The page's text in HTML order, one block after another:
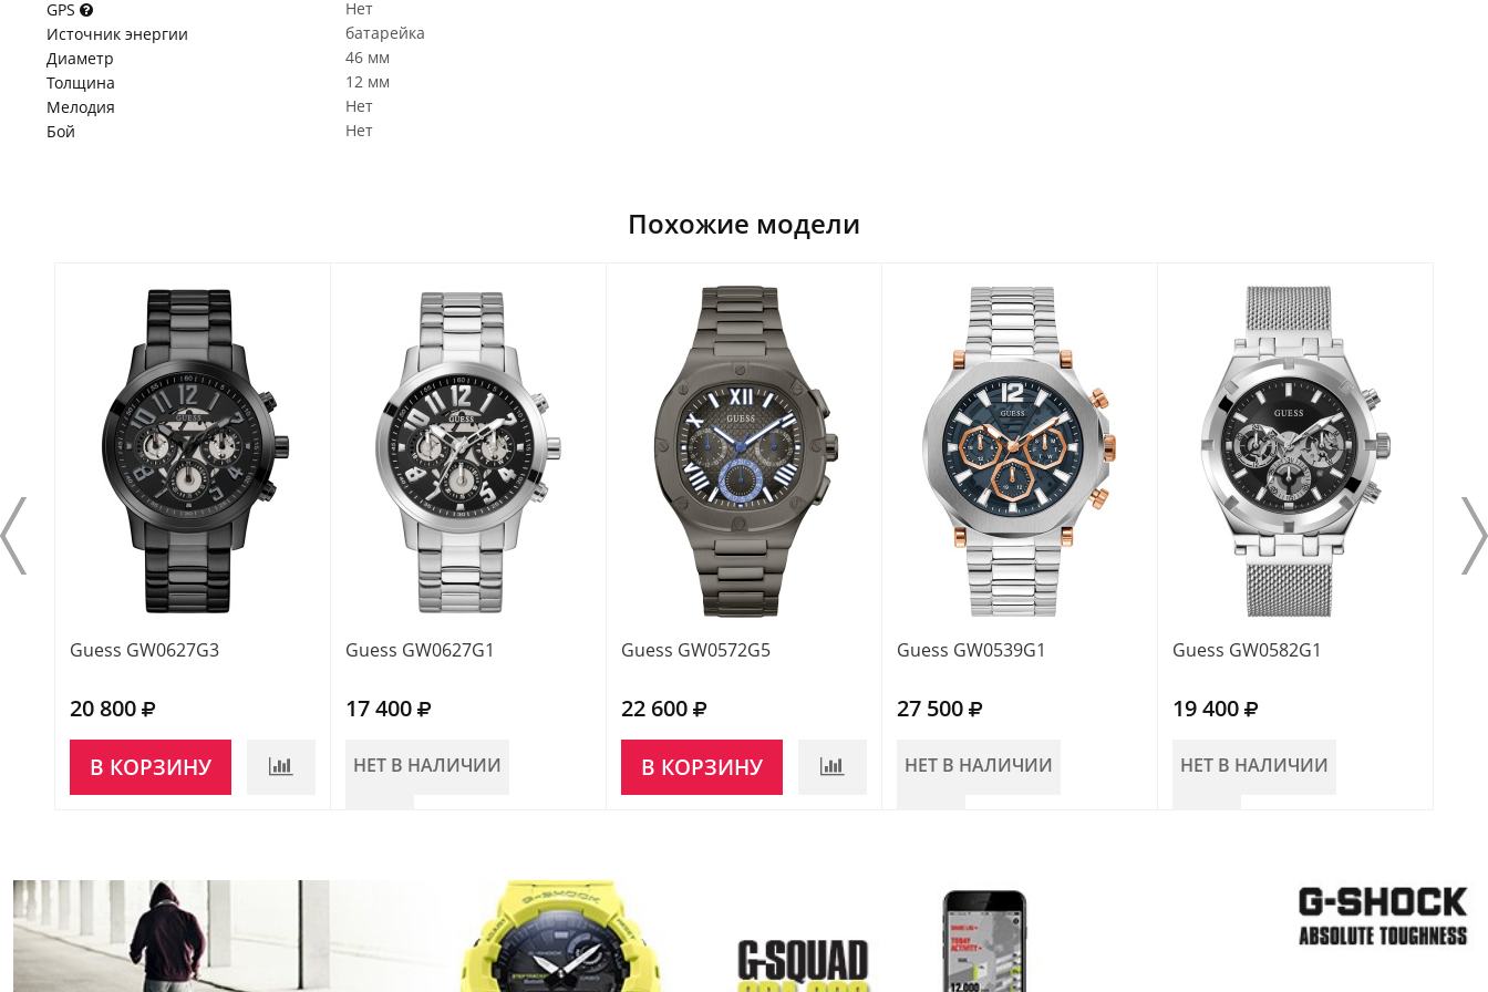
GPS
Нет
Источник энергии
батарейка
Диаметр
46 мм
Толщина
12 мм
Мелодия
Нет
Бой
Нет
Похожие модели
Guess GW0627G3
20 800
В КОРЗИНУ
Guess GW0627G1
17 400
НЕТ В НАЛИЧИИ
Guess GW0572G5
22 600
В КОРЗИНУ
Guess GW0539G1
27 500
НЕТ В НАЛИЧИИ
Guess GW0582G1
19 400
НЕТ В НАЛИЧИИ